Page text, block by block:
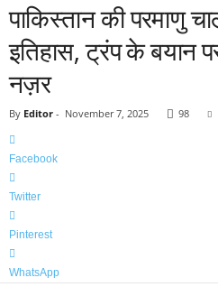
पाकिस्तान की परमाणु
इतिहास, ट्रंप के बयान
नज़र
By Editor - November 7, 2025 98
Facebook
Twitter
Pinterest
WhatsApp